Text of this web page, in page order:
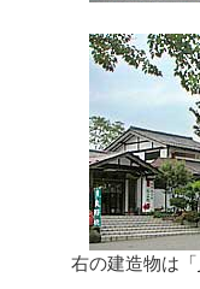
右の建造物は「